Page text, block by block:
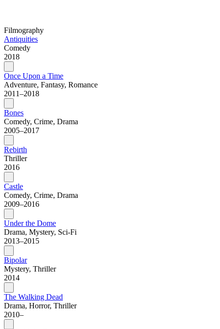
Filmography
Antiquities
Comedy
2018
Once Upon a Time
Adventure, Fantasy, Romance
2011–2018
Bones
Comedy, Crime, Drama
2005–2017
Rebirth
Thriller
2016
Castle
Comedy, Crime, Drama
2009–2016
Under the Dome
Drama, Mystery, Sci-Fi
2013–2015
Bipolar
Mystery, Thriller
2014
The Walking Dead
Drama, Horror, Thriller
2010–